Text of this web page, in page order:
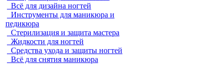
Всё для дизайна ногтей
Инструменты для маникюра и
педикюра
Стерилизация и защита мастера
Жидкости для ногтей
Средства ухода и защиты ногтей
Всё для снятия маникюра